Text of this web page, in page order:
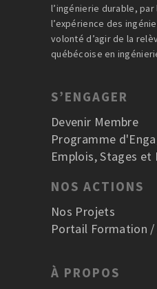
l’ingénierie durable, par
l’expérience des
volonté d’agir de la
québécoise en
S’ENGAGER
Devenir Membre
Programme
Emplois, Stages et
NOS ACTIONS
Nos Projets
Portail Formation
À PROPOS